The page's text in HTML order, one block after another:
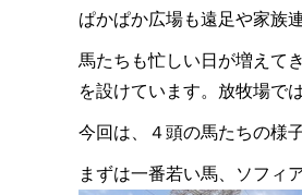
ぱかぱか広場も遠足や家族
馬たちも忙しい日が増えて
を設けています。 放牧場で
今回は、４頭の馬たちの様
まずは一番若い馬、ソフィア